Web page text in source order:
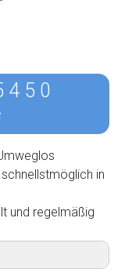
4 5 0
in
und regelmäßig